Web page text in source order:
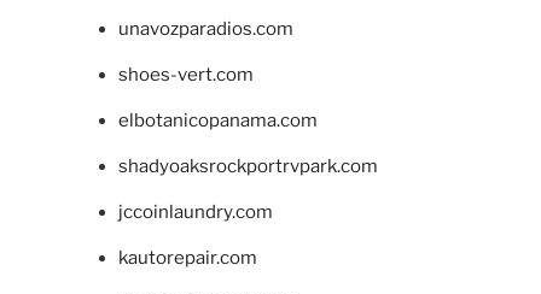
unavozparadios.com
shoes-vert.com
elbotanicopanama.com
shadyoaksrockportrvpark.com
jccoinlaundry.com
kautorepair.com